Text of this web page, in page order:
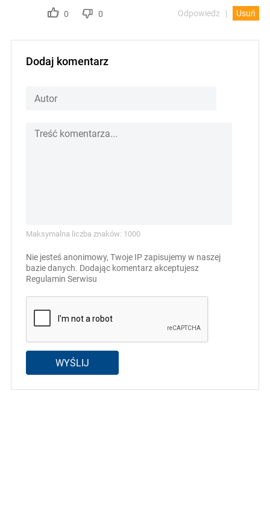
0 0 Odpowiedz Usuń
Dodaj komentarz
Maksymalna liczba znaków: 1000
Nie jesteś anonimowy, Twoje IP zapisujemy w naszej
bazie danych. Dodając komentarz akceptujesz
Regulamin Serwisu
WYŚLIJ